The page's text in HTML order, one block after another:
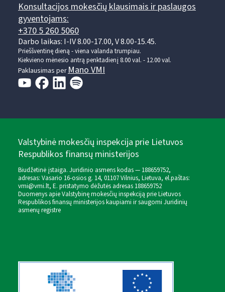
Konsultacijos mokesčių klausimais ir paslaugos
gyventojams:
+370 5 260 5060
Darbo laikas: I-IV 8.00-17.00, V 8.00-15.45.
Prieššventinę dieną - viena valanda trumpiau.
Kiekvieno mėnesio antrą penktadienį 8.00 val. - 12.00 val.
Paklausimas perMano VMI
Valstybinė mokesčių inspekcija prie Lietuvos
Respublikos finansų ministerijos
Biudžetinė įstaiga. Juridinio asmens kodas — 188659752,
adresas: Vasario 16-osios g. 14, 01107 Vilnius, Lietuva, el.paštas:
vmi@vmi.lt, E. pristatymo dėžutės adresas 188659752
Duomenys apie Valstybinę mokesčių inspekciją prie Lietuvos
Respublikos finansų ministerijos kaupiami ir saugomi Juridinių
asmenų registre